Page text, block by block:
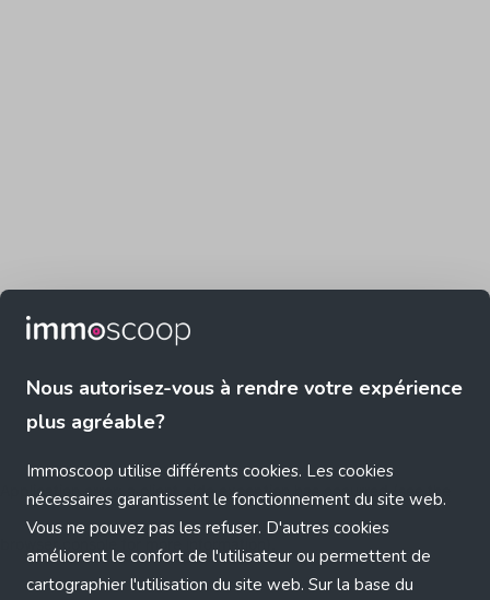
Nous autorisez-vous à rendre votre expérience
plus agréable?
Immoscoop utilise différents cookies. Les cookies
nécessaires garantissent le fonctionnement du site web.
Vous ne pouvez pas les refuser. D'autres cookies
améliorent le confort de l'utilisateur ou permettent de
cartographier l'utilisation du site web. Sur la base du
Application error: a client-side exception has occurred (see the
browser console for more information)